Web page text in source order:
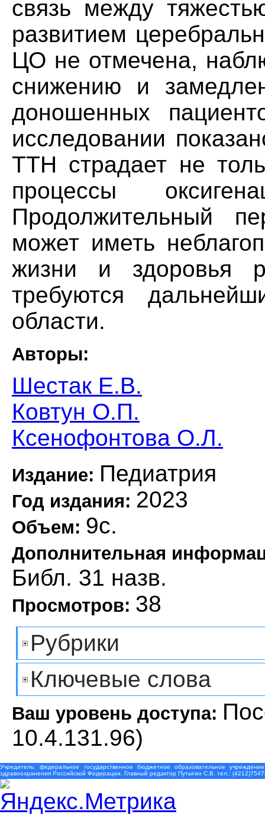
связь между
развитием
ЦО не отмечена,
снижению и
доношенных
исследовании
ТТН страдает не
процессы
Продолжительный
может иметь
жизни и здоровья
требуются
области.
Авторы:
Шестак Е.В.
Ковтун О.П.
Ксенофонтова О.Л.
Издание: Педиатрия
Год издания: 2023
Объем: 9с.
Дополнительная
Библ. 31 назв.
Просмотров: 38
Рубрики
Ключевые слова
Ваш уровень доступа:
10.4.131.96)
Учредитель: федеральное государственное бюджетное образовательное
здравоохранения Российской Федерации. Главный редактор Путыгин С.В. тел.: